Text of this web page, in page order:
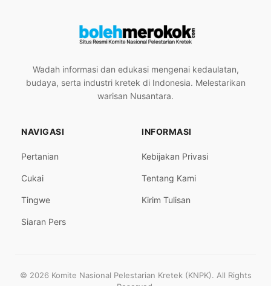
Wadah informasi dan edukasi mengenai kedaulatan,
budaya, serta industri kretek di Indonesia. Melestarikan
warisan Nusantara.
NAVIGASI
Pertanian
Cukai
Tingwe
Siaran Pers
INFORMASI
Kebijakan Privasi
Tentang Kami
Kirim Tulisan
© 2026 Komite Nasional Pelestarian Kretek (KNPK). All Rights